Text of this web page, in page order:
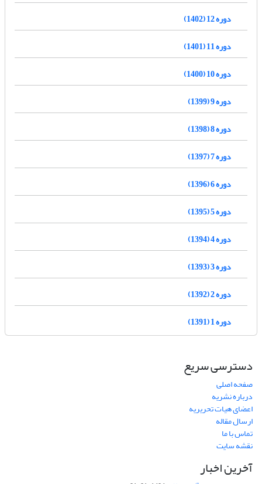
دوره 12 (1402)
دوره 11 (1401)
دوره 10 (1400)
دوره 9 (1399)
دوره 8 (1398)
دوره 7 (1397)
دوره 6 (1396)
دوره 5 (1395)
دوره 4 (1394)
دوره 3 (1393)
دوره 2 (1392)
دوره 1 (1391)
دسترسی سریع
صفحه اصلی
درباره نشریه
اعضای هیات تحریریه
ارسال مقاله
تماس با ما
نقشه سایت
آخرین اخبار